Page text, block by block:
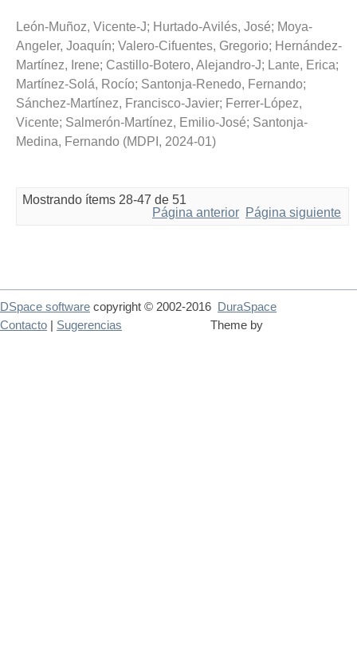
León-Muñoz, Vicente-J; Hurtado-Avilés, José; Moya-
Angeler, Joaquín; Valero-Cifuentes, Gregorio; Hernández-
Martínez, Irene; Castillo-Botero, Alejandro-J; Lante, Erica;
Martínez-Solá, Rocío; Santonja-Renedo, Fernando;
Sánchez-Martínez, Francisco-Javier; Ferrer-López,
Vicente; Salmerón-Martínez, Emilio-José; Santonja-
Medina, Fernando (MDPI , 2024-01)
Mostrando ítems 28-47 de 51
Página anterior Página siguiente
DSpace software copyright © 2002-2016
DuraSpace
Theme by
Contacto Sugerencias